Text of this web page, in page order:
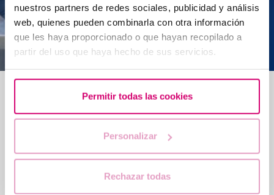
nuestros partners de redes sociales, publicidad y análisis
web, quienes pueden combinarla con otra información
que les haya proporcionado o que hayan recopilado a
partir del uso que haya hecho de sus servicios.
Permitir todas las cookies
Personalizar
Rechazar todas
Blog
La fertilité vue sous un angle positif : les signes
qui indiquent que tout va bien (et quand il
convient d'agir)
Prendre soin de sa santé reproductive va bien au-delà